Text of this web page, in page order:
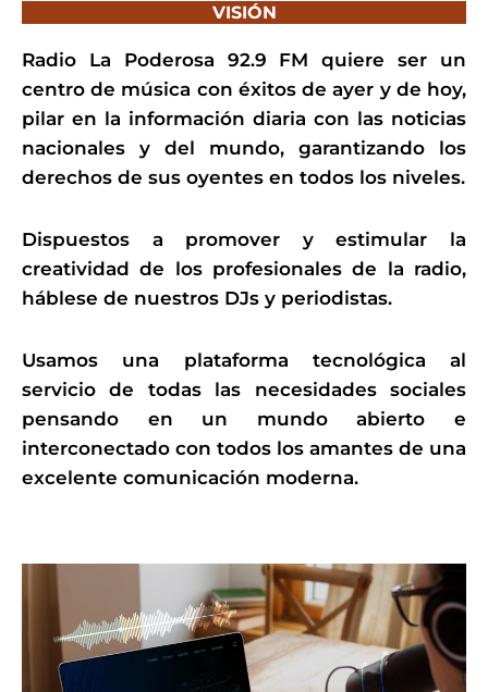
VISIÓN
Radio La Poderosa 92.9 FM quiere ser un
centro de música con éxitos de ayer y de hoy,
pilar en la información diaria con las noticias
nacionales y del mundo, garantizando los
derechos de sus oyentes en todos los niveles.
Dispuestos a promover y estimular la
creatividad de los profesionales de la radio,
háblese de nuestros DJs y periodistas.
Usamos una plataforma tecnológica al
servicio de todas las necesidades sociales
pensando en un mundo abierto e
interconectado con todos los amantes de una
excelente comunicación moderna.